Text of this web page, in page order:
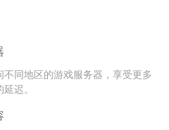
不同地区的游戏服务器，享受更多
迟。